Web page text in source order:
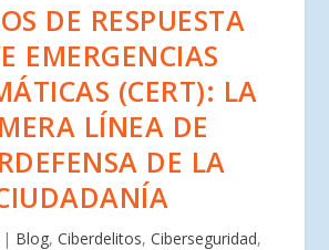
DE RESPUESTA
EMERGENCIAS
(CERT): LA
LÍNEA DE
DE LA
| Blog, Ciberdelitos, Ciberseguridad,